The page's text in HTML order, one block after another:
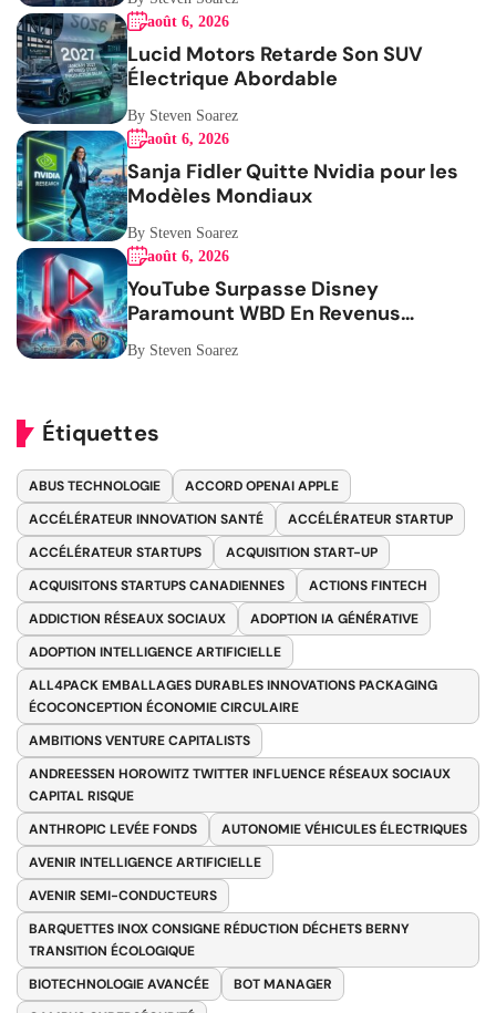
août 6, 2026
Lucid Motors Retarde Son SUV
Électrique Abordable
By Steven Soarez
août 6, 2026
Sanja Fidler Quitte Nvidia pour les
Modèles Mondiaux
By Steven Soarez
août 6, 2026
YouTube Surpasse Disney
Paramount WBD En Revenus
By Steven Soarez
Étiquettes
ABUS TECHNOLOGIE
ACCORD OPENAI APPLE
ACCÉLÉRATEUR INNOVATION SANTÉ
ACCÉLÉRATEUR STARTUP
ACCÉLÉRATEUR STARTUPS
ACQUISITION START-UP
ACQUISITONS STARTUPS CANADIENNES
ACTIONS FINTECH
ADDICTION RÉSEAUX SOCIAUX
ADOPTION IA GÉNÉRATIVE
ADOPTION INTELLIGENCE ARTIFICIELLE
ALL4PACK EMBALLAGES DURABLES INNOVATIONS PACKAGING
ÉCOCONCEPTION ÉCONOMIE CIRCULAIRE
AMBITIONS VENTURE CAPITALISTS
ANDREESSEN HOROWITZ TWITTER INFLUENCE RÉSEAUX SOCIAUX
CAPITAL RISQUE
ANTHROPIC LEVÉE FONDS
AUTONOMIE VÉHICULES ÉLECTRIQUES
AVENIR INTELLIGENCE ARTIFICIELLE
AVENIR SEMI-CONDUCTEURS
BARQUETTES INOX CONSIGNE RÉDUCTION DÉCHETS BERNY
TRANSITION ÉCOLOGIQUE
BIOTECHNOLOGIE AVANCÉE
BOT MANAGER